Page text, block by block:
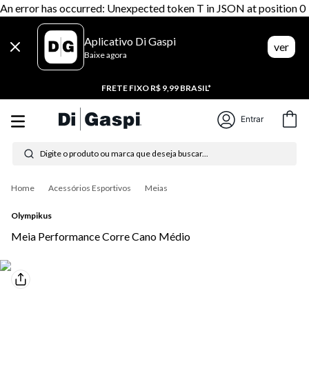
An error has occurred: Unexpected token T in JSON at position 0
Aplicativo Di Gaspi
Baixe agora
ver
FRETE FIXO R$ 9,99 BRASIL*
Entrar
Digite o produto ou marca que deseja buscar...
Acessórios Esportivos Meias
Olympikus
Meia Performance Corre Cano Médio
Termos mais buscados
1º tênis feminino
4º tênis masculino